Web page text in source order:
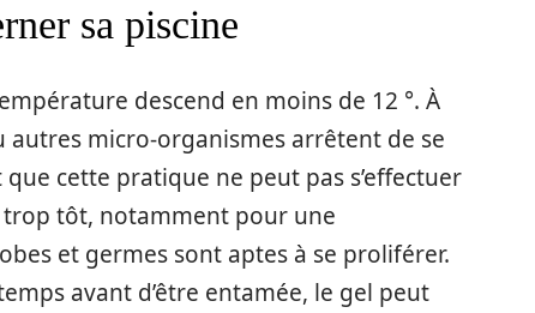
sa piscine
descend en moins de 12 °. À
micro-organismes arrêtent de se
cette pratique ne peut pas s’effectuer
tôt, notamment pour une
et germes sont aptes à se proliférer.
avant d’être entamée, le gel peut